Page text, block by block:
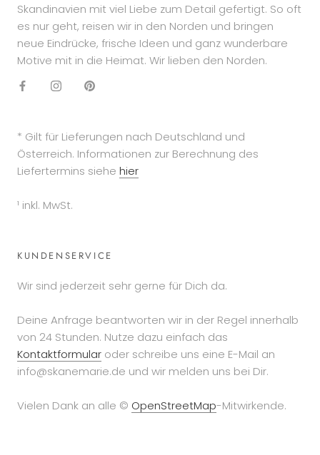
Skandinavien mit viel Liebe zum Detail gefertigt. So oft
es nur geht, reisen wir in den Norden und bringen
neue Eindrücke, frische Ideen und ganz wunderbare
Motive mit in die Heimat. Wir lieben den Norden.
* Gilt für Lieferungen nach Deutschland und
Österreich. Informationen zur Berechnung des
Liefertermins siehe hier
¹ inkl. MwSt.
KUNDENSERVICE
Wir sind jederzeit sehr gerne für Dich da.
Deine Anfrage beantworten wir in der Regel innerhalb
von 24 Stunden. Nutze dazu einfach das
Kontaktformular oder schreibe uns eine E-Mail an
info@skanemarie.de und wir melden uns bei Dir.
Vielen Dank an alle © OpenStreetMap-Mitwirkende.